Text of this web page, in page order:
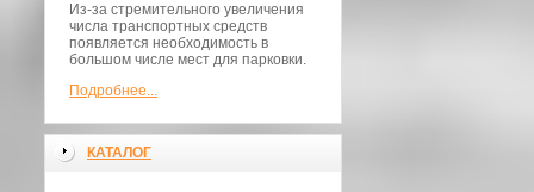
Из-за стремительного увеличения
числа транспортных средств
появляется необходимость в
большом числе мест для парковки.
Подробнее...
КАТАЛОГ